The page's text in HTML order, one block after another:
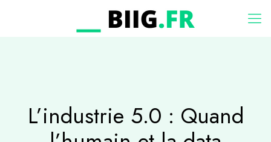
L’industrie 5.0 : Quand